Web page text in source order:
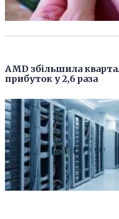
AMD збільшила
прибуток у 2,6 раза